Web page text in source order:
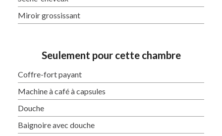
Miroir grossissant
Seulement pour cette chambre
Coffre-fort payant
Machine à café à capsules
Douche
Baignoire avec douche